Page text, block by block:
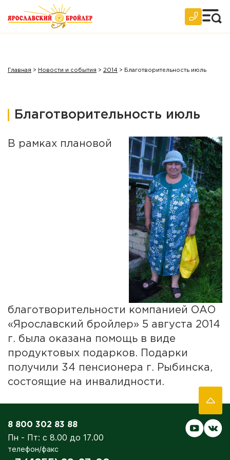
Архив
Главная > Новости и события > 2014 > Благотворительность июль
Благотворительность июль
В рамках плановой
благотворительности компанией ОАО
«Ярославский бройлер» 5 августа 2014
г. была оказана помощь в виде
продуктовых подарков. Подарки
получили 34 пенсионера г. Рыбинска,
состоящие на инвалидности.
8 800 302 83 88
Пн - Пт: с 8.00 до 17.00
телефон/факс